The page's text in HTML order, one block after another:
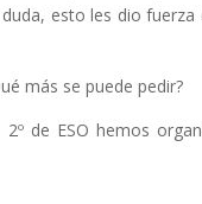
esto les dio
más se puede pedir?
de ESO hemos